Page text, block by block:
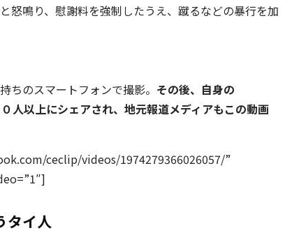
怒鳴り、慰謝料を強制したうえ、蹴るなどの暴行を加
ちのスマートフォンで撮影。 その後、自身の
人以上にシェアされ、地元報道メディアもこの動画
ceclip/videos/1974279366026057/”
タイ人